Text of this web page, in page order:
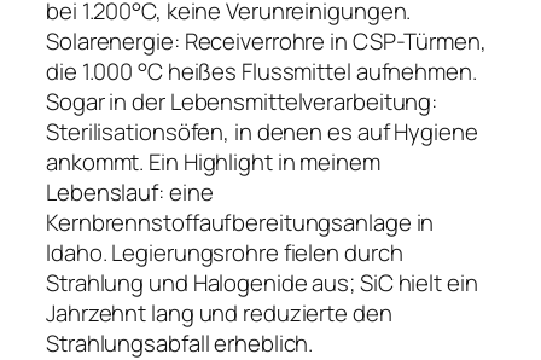
bei 1.200°C, keine Verunreinigungen.
Solarenergie: Receiverrohre in CSP-Türmen,
die 1.000 °C heißes Flussmittel aufnehmen.
Sogar in der Lebensmittelverarbeitung:
Sterilisationsöfen, in denen es auf Hygiene
ankommt. Ein Highlight in meinem
Lebenslauf: eine
Kernbrennstoffaufbereitungsanlage in
Idaho. Legierungsrohre fielen durch
Strahlung und Halogenide aus; SiC hielt ein
Jahrzehnt lang und reduzierte den
Strahlungsabfall erheblich.